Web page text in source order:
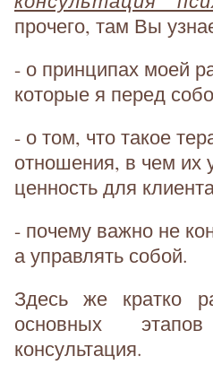
прочего, там Вы
- о принципах моей
которые я перед
- о том, что такое
отношения, в чем их
ценность для
- почему важно не
а управлять собой.
Здесь же кратко
основных
консультация.